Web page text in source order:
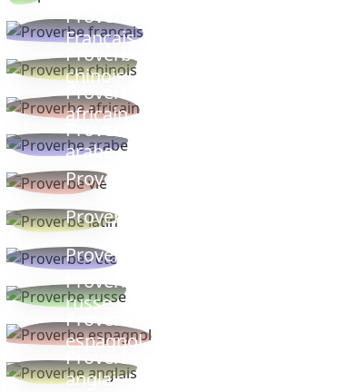
Proverbe
Français
Proverbe
chinois
Proverbe
africain
Proverbe
arabe
Proverbe vie
Proverbe latin
Proverbes ete
Proverbe
russe
Proverbe
espagnol
Proverbe
anglais